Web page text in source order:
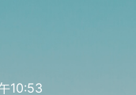
10:53